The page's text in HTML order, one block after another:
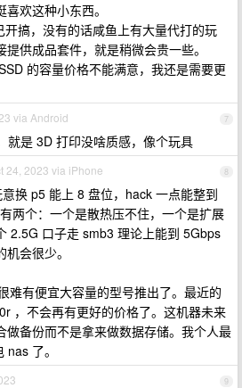
欢这种小东西。
搞，没有的话咸鱼上有大量代打的玩
供成品套件，就是稍微会贵一些。
的容量价格不能满意，我还是需要更
7
via Android
就是 3D 打印没啥质感，像个玩具
8
24, 2023 via iPhone
换 p5 能上 8 盘位，hack 一点能整到
两个：一个是散热压不住，一个是扩展
2.5G 口子走 smb3 理论上能到 5Gbps
会很少。
难有便宜大容量的型号推出了。最近的
，不会再有更好的价格了。这机器未来
做备份而不是拿来做数据存储。我个人最
了。
9